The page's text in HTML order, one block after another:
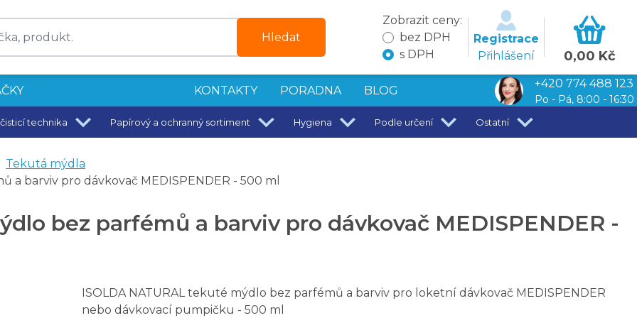
Hledat
Zobrazit ceny:
bez DPH
s DPH
Registrace
Přihlášení
0,00 Kč
KONTAKTY PORADNA BLOG
+420 774 488 123
Po - Pá, 8:00 - 16:30
technika Papírový a ochranný sortiment Hygiena Podle určení Ostatní
1ks
na 90 C
Tekutá mýdla
a barviv pro dávkovač MEDISPENDER - 500 ml
bez parfémů a barviv pro dávkovač MEDISPENDER -
ISOLDA NATURAL tekuté mýdlo bez parfémů a barviv pro loketní dávkovač MEDISPENDER
nebo dávkovací pumpičku - 500 ml